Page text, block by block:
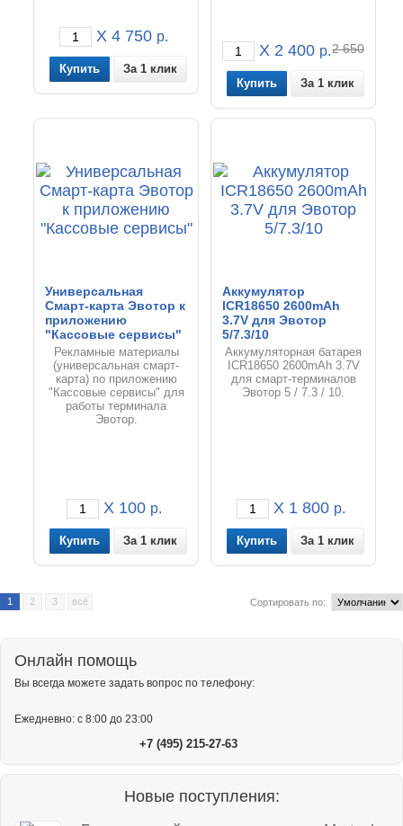
X 4 750 р.
За 1 клик
2 650
X 2 400 р.
За 1 клик
Универсальная
Смарт-карта Эвотор к
приложению
"Кассовые сервисы"
Рекламные материалы
(универсальная смарт-
карта) по приложению
"Кассовые сервисы" для
работы терминала
Эвотор.
X 100 р.
За 1 клик
Аккумулятор
ICR18650 2600mAh
3.7V для Эвотор
5/7.3/10
Аккумуляторная батарея
ICR18650 2600mAh 3.7V
для смарт-терминалов
Эвотор 5 / 7.3 / 10.
X 1 800 р.
За 1 клик
Сортировать по:
1 2 3 всё
Онлайн помощь
Вы всегда можете задать вопрос по телефону:
Ежедневно: с 8:00 до 23:00
+7 (495) 215-27-63
Новые поступления: